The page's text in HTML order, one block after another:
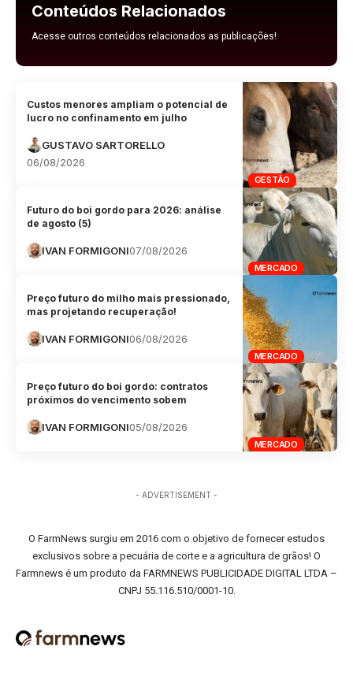
Conteúdos Relacionados
Acesse outros conteúdos relacionados as publicações!
GESTÃO
Custos menores ampliam o potencial de
lucro no confinamento em julho
GUSTAVO SARTORELLO
06/08/2026
MERCADO
Futuro do boi gordo para 2026: análise
de agosto (5)
IVAN FORMIGONI07/08/2026
MERCADO
Preço futuro do milho mais pressionado,
mas projetando recuperação!
IVAN FORMIGONI06/08/2026
MERCADO
Preço futuro do boi gordo: contratos
próximos do vencimento sobem
IVAN FORMIGONI05/08/2026
- ADVERTISEMENT -
O FarmNews surgiu em 2016 com o objetivo de fornecer estudos
exclusivos sobre a pecuária de corte e a agricultura de grãos! O
Farmnews é um produto da FARMNEWS PUBLICIDADE DIGITAL LTDA –
CNPJ 55.116.510/0001-10.